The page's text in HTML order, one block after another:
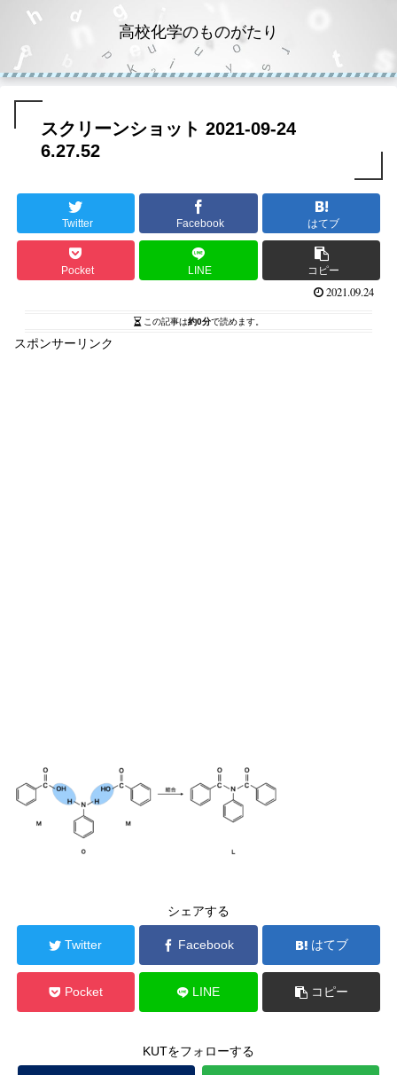
高校化学のものがたり
スクリーンショット 2021-09-24
6.27.52
Twitter Facebook はてブ
Pocket LINE コピー
2021.09.24
この記事は約0分で読めます。
スポンサーリンク
シェアする
Twitter Facebook はてブ
Pocket LINE コピー
KUTをフォローする